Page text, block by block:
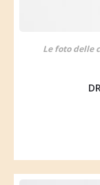
Le foto delle